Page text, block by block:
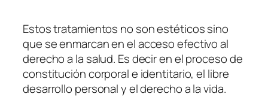
Estos tratamientos no son estéticos sino
que se enmarcan en el acceso efectivo al
derecho a la salud. Es decir en el proceso de
constitución corporal e identitario, el libre
desarrollo personal y el derecho a la vida.